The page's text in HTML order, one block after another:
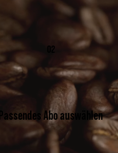
02
Passendes Abo auswählen